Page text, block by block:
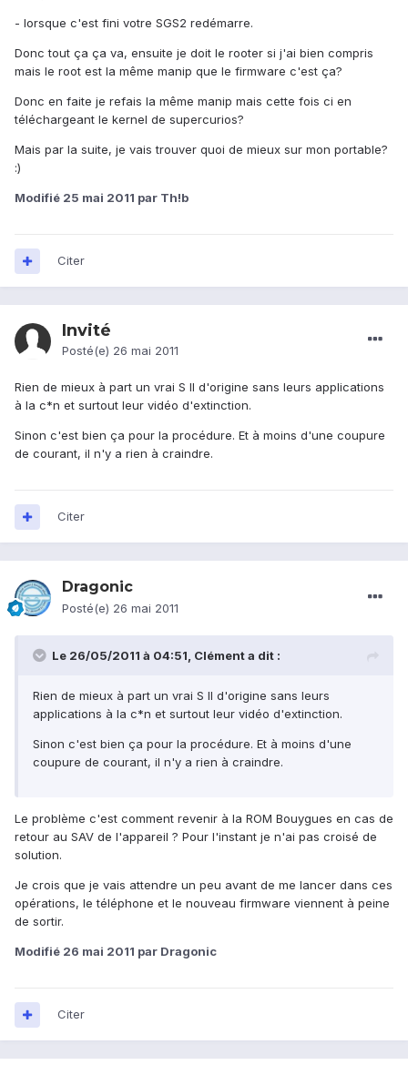
- lorsque c'est fini votre SGS2 redémarre.
Donc tout ça ça va, ensuite je doit le rooter si j'ai bien compris
mais le root est la même manip que le firmware c'est ça?
Donc en faite je refais la même manip mais cette fois ci en
téléchargeant le kernel de supercurios?
Mais par la suite, je vais trouver quoi de mieux sur mon portable?
:)
Modifié 25 mai 2011 par Th!b
Citer
Invité
Posté(e) 26 mai 2011
Rien de mieux à part un vrai S II d'origine sans leurs applications
à la c*n et surtout leur vidéo d'extinction.
Sinon c'est bien ça pour la procédure. Et à moins d'une coupure
de courant, il n'y a rien à craindre.
Citer
Dragonic
Posté(e) 26 mai 2011
Le 26/05/2011 à 04:51, Clément a dit :
Rien de mieux à part un vrai S II d'origine sans leurs
applications à la c*n et surtout leur vidéo d'extinction.
Sinon c'est bien ça pour la procédure. Et à moins d'une
coupure de courant, il n'y a rien à craindre.
Le problème c'est comment revenir à la ROM Bouygues en cas de
retour au SAV de l'appareil ? Pour l'instant je n'ai pas croisé de
solution.
Je crois que je vais attendre un peu avant de me lancer dans ces
opérations, le téléphone et le nouveau firmware viennent à peine
de sortir.
Modifié 26 mai 2011 par Dragonic
Citer